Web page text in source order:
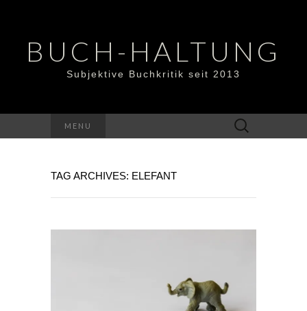
BUCH-HALTUNG
Subjektive Buchkritik seit 2013
MENU
Suchen
nach:
TAG ARCHIVES: ELEFANT